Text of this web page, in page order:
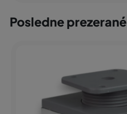
Posledne prezerané